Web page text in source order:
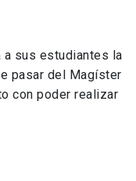
sus estudiantes la
pasar del Magíster
con poder realizar